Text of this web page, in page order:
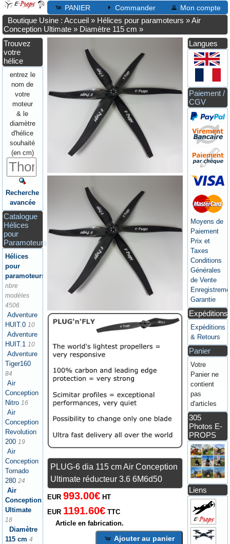
PANIER Commander Mon compte
Boutique Usine : Accueil » Hélices pour paramoteurs »Air
Conception Ultimate » Diamètre 115 cm »
Trouvez
votre
hélice
entrez le
nom de
votre
moteur
& le
diamètre
d'hélice
souhaité
(en cm)
Recherche
avancée
Catalogue
Hélices
pour
Paramoteurs
Hélices
pour
paramoteurs
nbre
modèles
4506
Adventure
HUIT.0 10
Adventure
HUIT.1 10
Adventure
Tiger160
84
Air
Conception
Nitro 16
Air
Conception
Revolution
200 19
Air
Conception
Tornado
280 24
Air
Conception
Ultimate
18
Diamètre
115 cm 4
PLUG-6 dia 115 cm Air Conception
Ultimate réducteur 3.6 6M6d50
EUR993.00€ HT
EUR 1191.60€ TTC
Article en fabrication.
Ajouter au panier
Langues
Paiement /
CGV
Moyens de
Paiement
Prix et
Taxes
Conditions
Générales
de Vente
Garantie
Expéditions
Expéditions
& Retours
Panier
Votre
Panier ne
contient
pas
d'articles
305
Photos E-
PROPS
Liens